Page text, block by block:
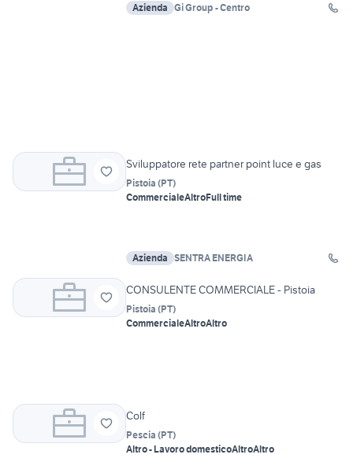
Azienda Gi Group - Centro
Sviluppatore rete partner point luce e gas
Pistoia (PT)
CommercialeAltroFull time
Azienda SENTRA ENERGIA
CONSULENTE COMMERCIALE - Pistoia
Pistoia (PT)
CommercialeAltroAltro
Colf
Pescia (PT)
Altro - Lavoro domesticoAltroAltro